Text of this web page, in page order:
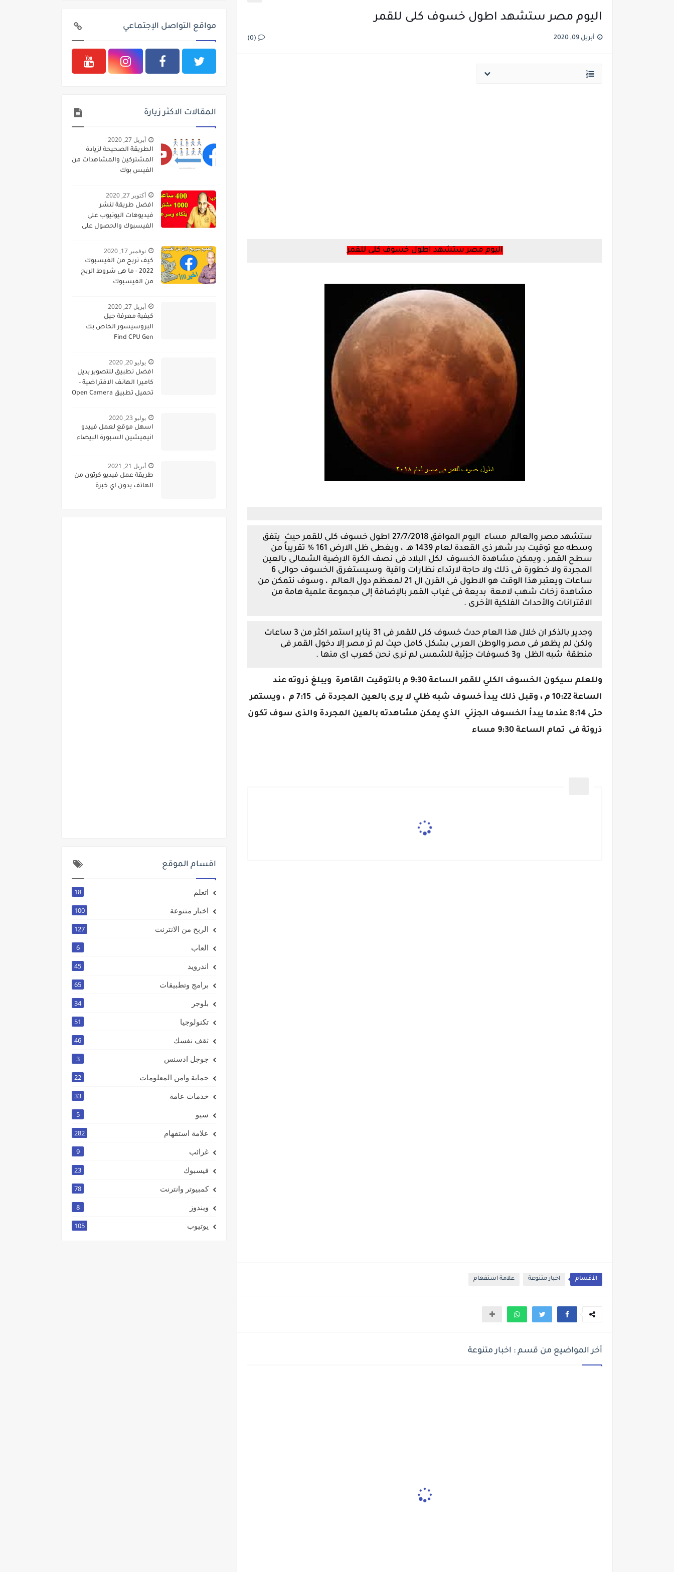
اليوم مصر ستشهد اطول خسوف كلى للقمر
أبريل 09, 2020 (0)
اليوم مصر ستشهد اطول خسوف كلى للقمر
ستشهد مصر والعالم مساء اليوم الموافق 27/7/2018 اطول خسوف كلى للقمر حيث يتفق
وسطه مع توقيت بدر شهر ذى القعدة لعام 1439 هـ ، ويغطى ظل الارض 161 % تقريباً من
سطح القمر ، ويمكن مشاهدة الخسوف لكل البلاد فى نصف الكرة الارضية الشمالى بالعين
المجردة ولا خطورة فى ذلك ولا حاجة لارتداء نظارات واقية وسيستغرق الخسوف حوالى 6
ساعات ويعتبر هذا الوقت هو الاطول فى القرن ال 21 لمعظم دول العالم ، وسوف نتمكن من
مشاهدة زخات شهب لامعة بديعة فى غياب القمر بالإضافة إلى مجموعة علمية هامة من
الاقترانات والأحداث الفلكية الأخرى .
وجدير بالذكر ان خلال هذا العام حدث خسوف كلى للقمر فى 31 يناير استمر اكثر من 3 ساعات
ولكن لم يظهر فى مصر والوطن العربى بشكل كامل حيث لم تر مصر إلا دخول القمر فى
منطقة شبه الظل و3 كسوفات جزئية للشمس لم نرى نحن كعرب اى منها .
وللعلم سيكون الخسوف الكلي للقمر الساعة 9:30 م بالتوقيت القاهرة ويبلغ ذروته عند
الساعة 10:22 م ، وقبل ذلك يبدأ خسوف شبه ظلي لا يرى بالعين المجردة فى 7:15 م ، ويستمر
حتى 8:14 عندما يبدأ الخسوف الجزئي الذي يمكن مشاهدته بالعين المجردة والذى سوف تكون
ذروتة فى تمام الساعة 9:30 مساء
الأقسام اخبار متنوعة علامة استفهام
أخر المواضيع من قسم : اخبار متنوعة
مواقع التواصل الإجتماعي
المقالات الاكثر زيارة
أبريل 27, 2020
الطريقة الصحيحة لزيادة
المشتركين والمشاهدات من
الفيس بوك
أكتوبر 27, 2020
افضل طريقة لنشر
فيديوهات اليوتيوب على
الفيسبوك والحصول على
بطريقة شرعية
نوفمبر 17, 2020
كيف تربح من الفيسبوك
2022 - ما هى شروط الربح
من الفيسبوك
أبريل 27, 2020
كيفية معرفة جيل
البروسيسور الخاص بك
Find CPU Gen
يوليو 20, 2020
افضل تطبيق للتصوير بديل
كاميرا الهانف الافتراضية -
تحميل تطبيق Open Camera
يوليو 23, 2020
اسهل موقع لعمل فييدو
انيميشين السبورة البيضاء
أبريل 21, 2021
طريقة عمل فيديو كرتون من
الهاتف بدون اي خبرة
اقسام الموقع
اتعلم 18
اخبار متنوعة 100
الربح من الانترنت 127
العاب 6
اندرويد 45
برامج وتطبيقات 65
بلوجر 34
تكنولوجيا 51
ثقف نفسك 46
جوجل ادسنس 3
حماية وامن المعلومات 22
خدمات عامة 33
سيو 5
علامة استفهام 282
غرائب 9
فيسبوك 23
كمبيوتر وانترنت 78
ويندوز 8
يوتيوب 105